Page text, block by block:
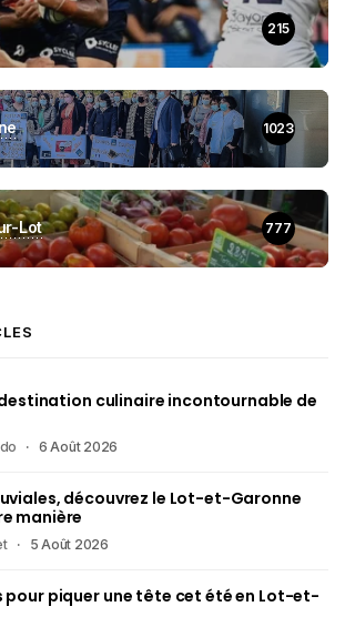
215
1023
Lot 777
culinaire incontournable de
6 Août 2026
découvrez le Lot-et-Garonne
manière
5 Août 2026
pour piquer une tête cet été en Lot-et-